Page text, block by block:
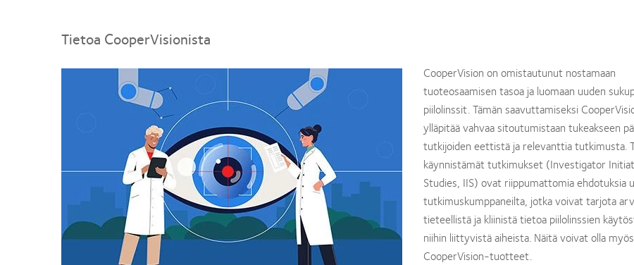
Tietoa CooperVisionista
CooperVision on omistautunut nostamaan
tuoteosaamisen tasoa ja luomaan uuden
piilolinssit. Tämän saavuttamiseksi
ylläpitää vahvaa sitoutumistaan tukeakseen
tutkijoiden eettistä ja relevanttia tutkimusta.
käynnistämät tutkimukset (Investigator
Studies, IIS) ovat riippumattomia ehdotuksia
tutkimuskumppaneilta, jotka voivat tarjota
tieteellistä ja kliinistä tietoa piilolinssien
niihin liittyvistä aiheista. Näitä voivat olla myös
CooperVision-tuotteet.